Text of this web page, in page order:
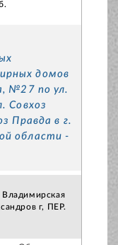
домов
№27 по ул.
Совхоз
Правда в г.
области -
Владимирская
г, ПЕР.